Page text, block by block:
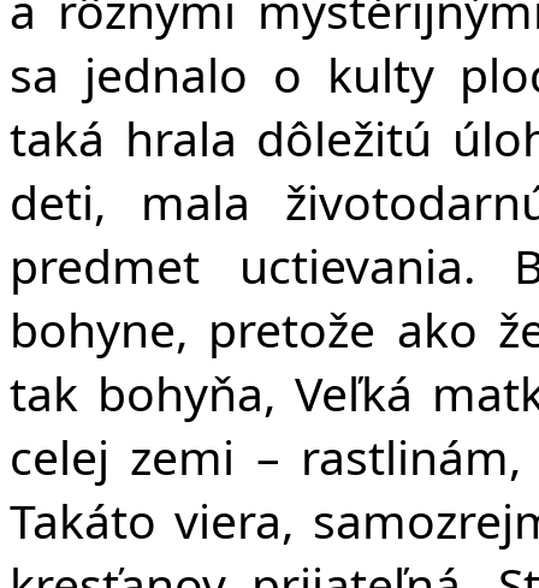
sa jednalo o kulty
taká hrala dôležitú
deti, mala
predmet uctievania.
bohyne, pretože ako
tak bohyňa, Veľká
celej zemi –
Takáto viera,